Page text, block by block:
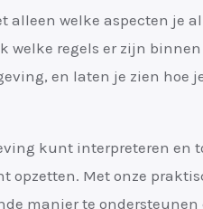
alleen welke aspecten je
welke regels er zijn
en laten je zien hoe
kunt interpreteren en
opzetten. Met onze
manier te